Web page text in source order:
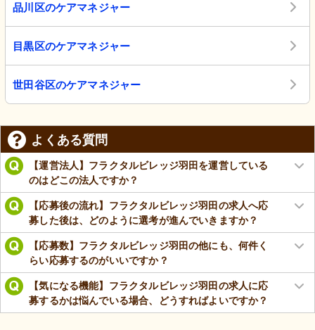
品川区のケアマネジャー
目黒区のケアマネジャー
世田谷区のケアマネジャー
よくある質問
【運営法人】フラクタルビレッジ羽田を運営している
のはどこの法人ですか？
【応募後の流れ】フラクタルビレッジ羽田の求人へ応
募した後は、どのように選考が進んでいきますか？
【応募数】フラクタルビレッジ羽田の他にも、何件く
らい応募するのがいいですか？
【気になる機能】フラクタルビレッジ羽田の求人に応
募するかは悩んでいる場合、どうすればよいですか？